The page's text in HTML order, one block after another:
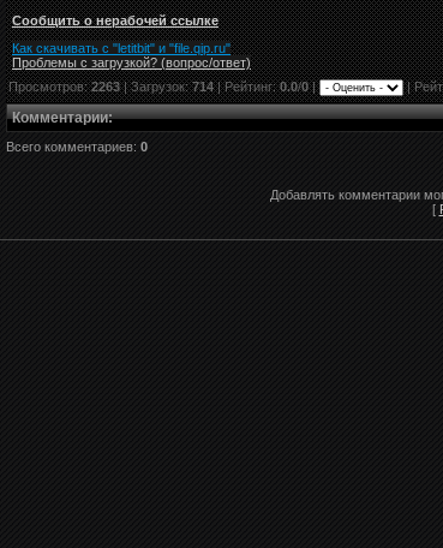
Сообщить о нерабочей ссылке
Как скачивать с "letitbit" и "file.qip.ru"
Проблемы с загрузкой? (вопрос/ответ)
Просмотров:2263| Загрузок:714| Рейтинг:0.0/0| |
Комментарии:
Всего комментариев: 0
Добавлять комментарии
[